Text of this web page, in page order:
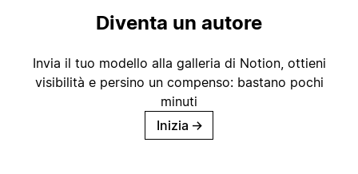
Diventa un autore
Invia il tuo modello alla galleria di Notion, ottieni
visibilità e persino un compenso: bastano pochi
minuti
Inizia →